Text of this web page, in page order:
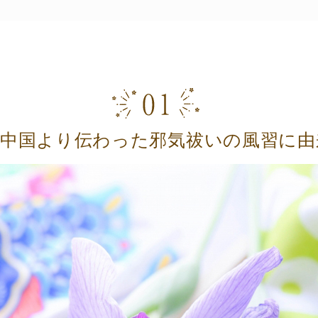
国より伝わった邪気祓いの風習に